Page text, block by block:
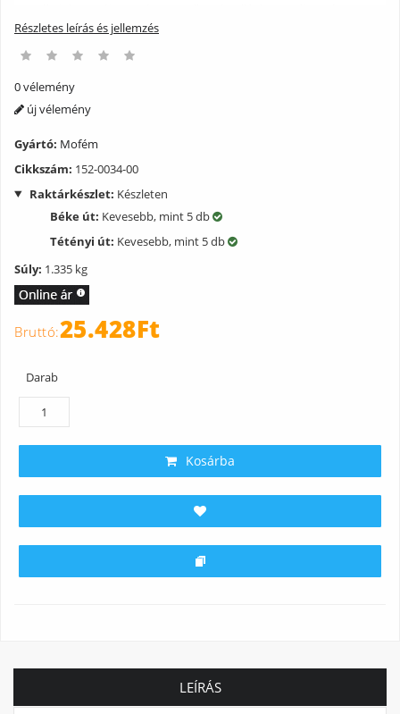
garancia, melyeket profi országos MOFÉM szakszerviz hálózatunk
HONEYCOMB ? 35 mm kerámia vezérlőegységgel ? Felső kifolyócsővel
A csaptelep HONEYCOMB perlátorral van ellátva, melynek speciális
felülete meggátolja a vízkő lerakódását.
Részletes leírás és jellemzés
0 vélemény
új vélemény
Gyártó: Mofém
Cikkszám: 152-0034-00
Raktárkészlet: Készleten
Béke út: Kevesebb, mint 5 db
Tétényi út: Kevesebb, mint 5 db
Súly: 1.335 kg
25.428Ft
Darab
Kosárba
LEÍRÁS